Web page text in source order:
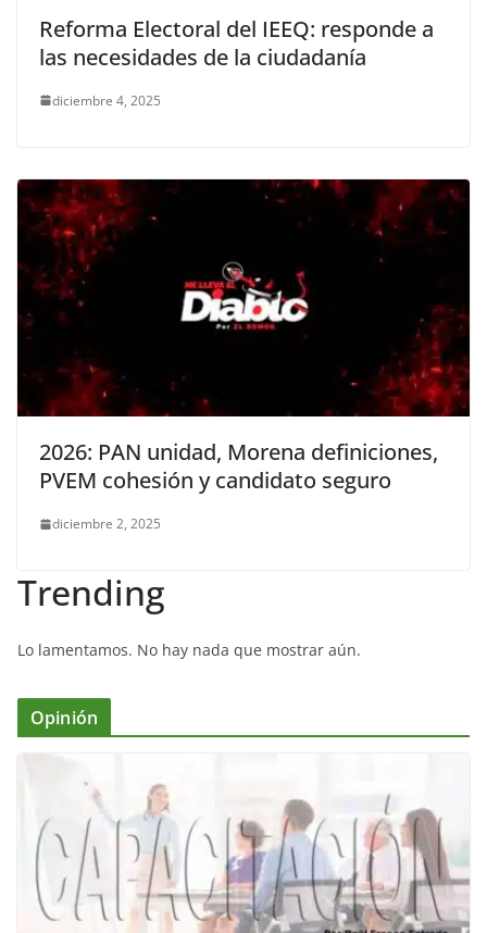
Reforma Electoral del IEEQ: responde a
las necesidades de la ciudadanía
diciembre 4, 2025
2026: PAN unidad, Morena definiciones,
PVEM cohesión y candidato seguro
diciembre 2, 2025
Trending
Lo lamentamos. No hay nada que mostrar aún.
Opinión